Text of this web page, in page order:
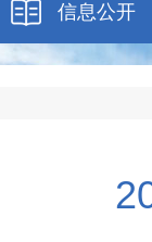
信息公开